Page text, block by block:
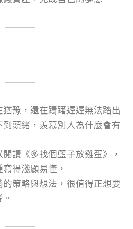
豫，還在躊躇遲遲無法踏出
頭緒，羨慕別人為什麼會有
讀《多找個籃子放雞蛋》，
得淺顯易懂，
策略與想法，很值得正想要